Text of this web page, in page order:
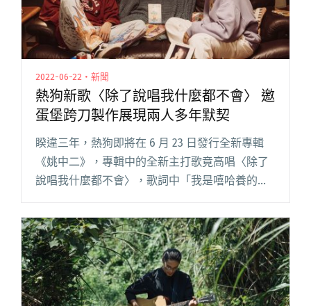
2022-06-22・新聞
熱狗新歌〈除了說唱我什麼都不會〉 邀
蛋堡跨刀製作展現兩人多年默契
睽違三年，熱狗即將在 6 月 23 日發行全新專輯
《姚中二》，專輯中的全新主打歌竟高唱〈除了
說唱我什麼都不會〉，歌詞中「我是嘻哈養的
狗」、「連電腦都不會用像是活在侏儸紀」等乍
看自嘲的歌詞完全是標準的熱狗中二風格，但句
句暗藏自己二十多年來熱愛閱讀全文 "熱狗新歌
〈除了說唱我什麼都不會〉 邀蛋堡跨刀製作展現
兩人多年默契"